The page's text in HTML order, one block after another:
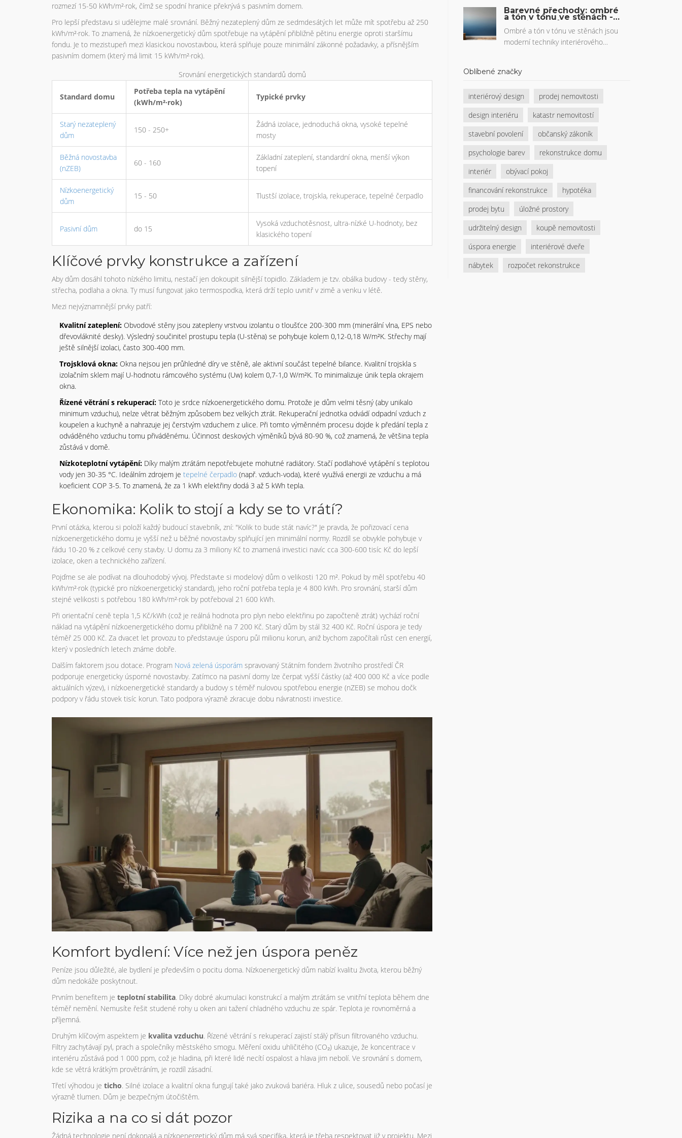
rozmezí 15-50 kWh/m²·rok, čímž se spodní hranice překrývá s pasivním domem.
Pro lepší představu si udělejme malé srovnání. Běžný nezateplený dům ze sedmdesátých let může mít spotřebu až 250
kWh/m²·rok. To znamená, že nízkoenergetický dům spotřebuje na vytápění přibližně pětinu energie oproti staršímu
fondu. Je to mezistupeň mezi klasickou novostavbou, která splňuje pouze minimální zákonné požadavky, a přísnějším
pasivním domem (který má limit 15 kWh/m²·rok).
Srovnání energetických standardů domů
Standard domu
Potřeba tepla na vytápění
(kWh/m²·rok)
Typické prvky
Starý nezateplený
dům
150 - 250+
Žádná izolace, jednoduchá okna, vysoké tepelné
mosty
Běžná novostavba
(nZEB)
60 - 160
Základní zateplení, standardní okna, menší výkon
topení
Nízkoenergetický
dům
15 - 50 Tlustší izolace, trojskla, rekuperace, tepelné čerpadlo
Pasivní dům do 15
Vysoká vzduchotěsnost, ultra-nízké U-hodnoty, bez
klasického topení
Klíčové prvky konstrukce a zařízení
Aby dům dosáhl tohoto nízkého limitu, nestačí jen dokoupit silnější topidlo. Základem je tzv. obálka budovy - tedy stěny,
střecha, podlaha a okna. Ty musí fungovat jako termospodka, která drží teplo uvnitř v zimě a venku v létě.
Mezi nejvýznamnější prvky patří:
Kvalitní zateplení: Obvodové stěny jsou zatepleny vrstvou izolantu o tloušťce 200-300 mm (minerální vlna, EPS nebo
dřevovláknité desky). Výsledný součinitel prostupu tepla (U-stěna) se pohybuje kolem 0,12-0,18 W/m²K. Střechy mají
ještě silnější izolaci, často 300-400 mm.
Trojsklová okna: Okna nejsou jen průhledné díry ve stěně, ale aktivní součást tepelné bilance. Kvalitní trojskla s
izolačním sklem mají U-hodnotu rámcového systému (Uw) kolem 0,7-1,0 W/m²K. To minimalizuje únik tepla okrajem
okna.
Řízené větrání s rekuperací: Toto je srdce nízkoenergetického domu. Protože je dům velmi těsný (aby unikalo
minimum vzduchu), nelze větrat běžným způsobem bez velkých ztrát. Rekuperační jednotka odvádí odpadní vzduch z
koupelen a kuchyně a nahrazuje jej čerstvým vzduchem z ulice. Při tomto výměnném procesu dojde k předání tepla z
odváděného vzduchu tomu přiváděnému. Účinnost deskových výměníků bývá 80-90 %, což znamená, že většina tepla
zůstává v domě.
Nízkoteplotní vytápění: Díky malým ztrátám nepotřebujete mohutné radiátory. Stačí podlahové vytápění s teplotou
vody jen 30-35 °C. Ideálním zdrojem je tepelné čerpadlo (např. vzduch-voda), které využívá energii ze vzduchu a má
koeficient COP 3-5. To znamená, že za 1 kWh elektřiny dodá 3 až 5 kWh tepla.
Ekonomika: Kolik to stojí a kdy se to vrátí?
První otázka, kterou si položí každý budoucí stavebník, zní: "Kolik to bude stát navíc?" Je pravda, že pořizovací cena
nízkoenergetického domu je vyšší než u běžné novostavby splňující jen minimální normy. Rozdíl se obvykle pohybuje v
řádu 10-20 % z celkové ceny stavby. U domu za 3 miliony Kč to znamená investici navíc cca 300-600 tisíc Kč do lepší
izolace, oken a technického zařízení.
Pojďme se ale podívat na dlouhodobý vývoj. Představte si modelový dům o velikosti 120 m². Pokud by měl spotřebu 40
kWh/m²·rok (typické pro nízkoenergetický standard), jeho roční potřeba tepla je 4 800 kWh. Pro srovnání, starší dům
stejné velikosti s potřebou 180 kWh/m²·rok by potřeboval 21 600 kWh.
Při orientační ceně tepla 1,5 Kč/kWh (což je reálná hodnota pro plyn nebo elektřinu po započteně ztrát) vychází roční
náklad na vytápění nízkoenergetického domu přibližně na 7 200 Kč. Starý dům by stál 32 400 Kč. Roční úspora je tedy
téměř 25 000 Kč. Za dvacet let provozu to představuje úsporu půl milionu korun, aniž bychom započítali růst cen energií,
který v posledních letech známe dobře.
Dalším faktorem jsou dotace. Program Nová zelená úsporám spravovaný Státním fondem životního prostředí ČR
podporuje energeticky úsporné novostavby. Zatímco na pasivní domy lze čerpat vyšší částky (až 400 000 Kč a více podle
aktuálních výzev), i nízkoenergetické standardy a budovy s téměř nulovou spotřebou energie (nZEB) se mohou dočk
podpory v řádu stovek tisíc korun. Tato podpora výrazně zkracuje dobu návratnosti investice.
Komfort bydlení: Více než jen úspora peněz
Peníze jsou důležité, ale bydlení je především o pocitu doma. Nízkoenergetický dům nabízí kvalitu života, kterou běžný
dům nedokáže poskytnout.
Prvním benefitem je teplotní stabilita. Díky dobré akumulaci konstrukcí a malým ztrátám se vnitřní teplota během dne
téměř nemění. Nemusíte řešit studené rohy u oken ani tažení chladného vzduchu ze spár. Teplota je rovnoměrná a
příjemná.
Druhým klíčovým aspektem je kvalita vzduchu. Řízené větrání s rekuperací zajistí stálý přísun filtrovaného vzduchu.
Filtry zachytávají pyl, prach a společníky městského smogu. Měření oxidu uhličitého (CO₂) ukazuje, že koncentrace v
interiéru zůstává pod 1 000 ppm, což je hladina, při které lidé necítí ospalost a hlava jim nebolí. Ve srovnání s domem,
kde se větrá krátkým provětráním, je rozdíl zásadní.
Třetí výhodou je ticho. Silné izolace a kvalitní okna fungují také jako zvuková bariéra. Hluk z ulice, sousedů nebo počasí je
výrazně tlumen. Dům je bezpečným útočištěm.
Rizika a na co si dát pozor
Žádná technologie není dokonalá a nízkoenergetický dům má svá specifika, která je třeba respektovat již v projektu. Mezi
nábytku, zónováním a úložnými
Barevné přechody: ombré
a tón v tónu ve stěnách -
Praktický průvodce pro
domácí výmalbu
Ombré a tón v tónu ve stěnách jsou
moderní techniky interiérového
které barvy fungují nejlépe a jak se
Oblíbené značky
interiérový design
prodej nemovitosti
design interiéru
katastr nemovitostí
stavební povolení
občanský zákoník
psychologie barev
rekonstrukce domu
interiér
obývací pokoj
financování rekonstrukce
hypotéka
prodej bytu
úložné prostory
udržitelný design
koupě nemovitosti
úspora energie
interiérové dveře
nábytek
rozpočet rekonstrukce